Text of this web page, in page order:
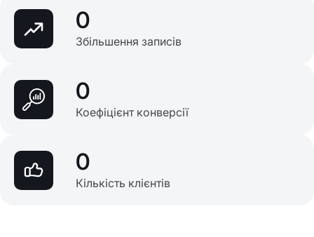
0
Збільшення записів
0
Коефіцієнт конверсії
0
Кількість клієнтів